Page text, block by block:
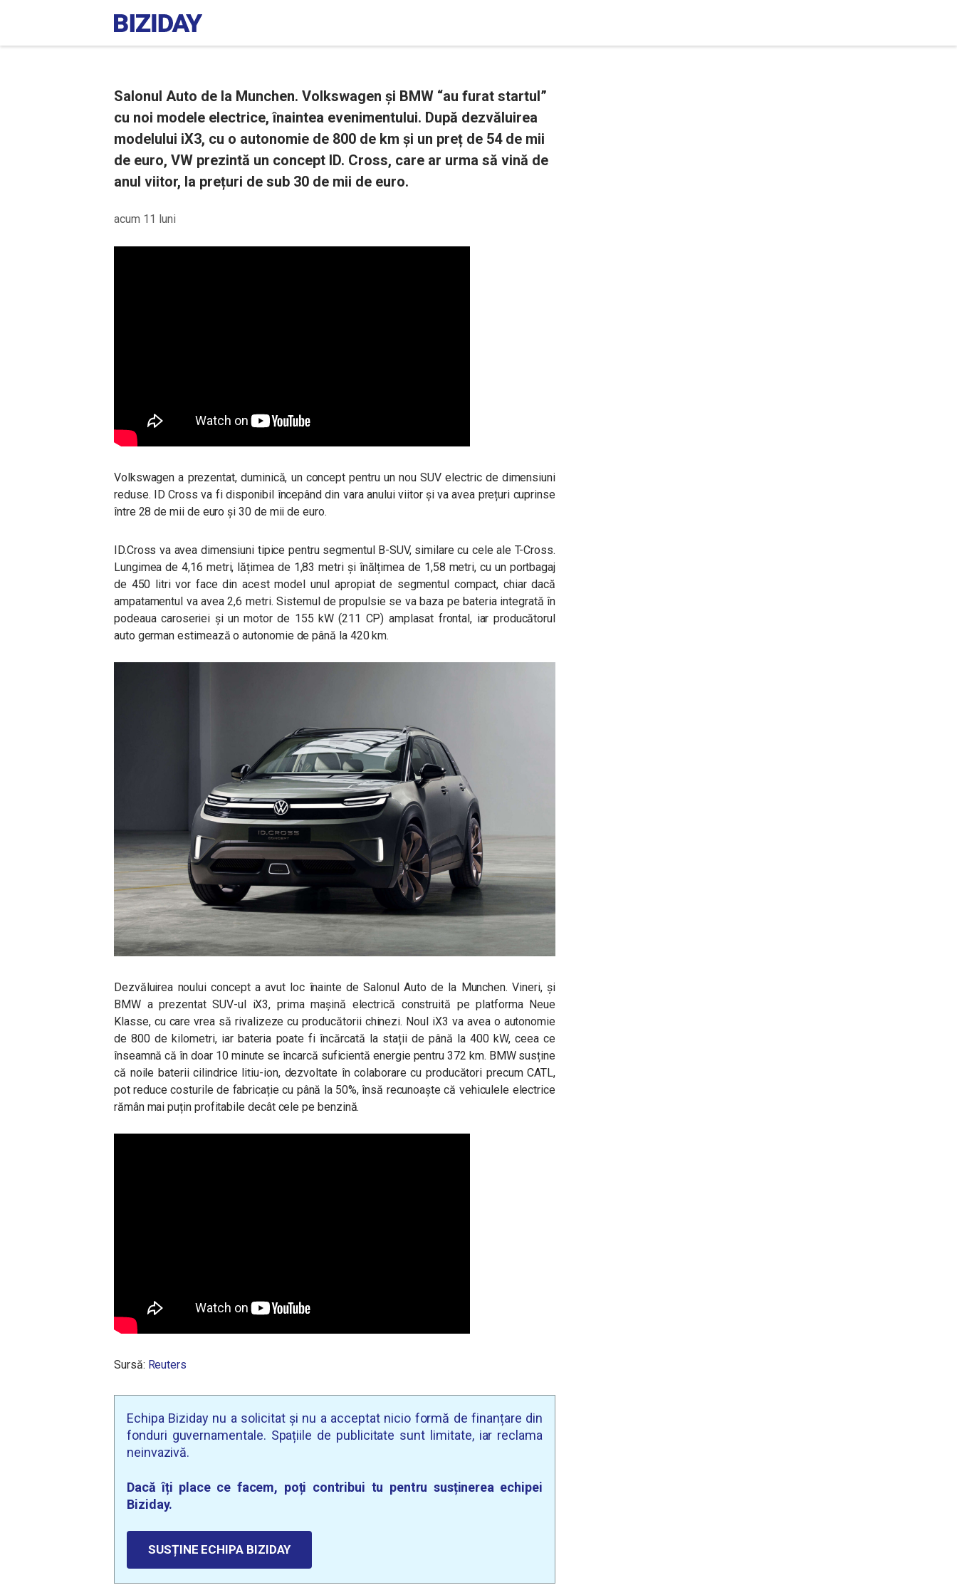
Salonul Auto de la Munchen. Volkswagen și BMW “au furat startul”
cu noi modele electrice, înaintea evenimentului. După dezvăluirea
modelului iX3, cu o autonomie de 800 de km și un preț de 54 de mii
de euro, VW prezintă un concept ID. Cross, care ar urma să vină de
anul viitor, la prețuri de sub 30 de mii de euro.
acum 11 luni
Volkswagen a prezentat, duminică, un concept pentru un nou SUV electric de dimensiuni
reduse. ID Cross va fi disponibil începând din vara anului viitor și va avea prețuri cuprinse
între 28 de mii de euro și 30 de mii de euro.
ID.Cross va avea dimensiuni tipice pentru segmentul B-SUV, similare cu cele ale T-Cross.
Lungimea de 4,16 metri, lățimea de 1,83 metri și înălțimea de 1,58 metri, cu un portbagaj
de 450 litri vor face din acest model unul apropiat de segmentul compact, chiar dacă
ampatamentul va avea 2,6 metri. Sistemul de propulsie se va baza pe bateria integrată în
podeaua caroseriei și un motor de 155 kW (211 CP) amplasat frontal, iar producătorul
auto german estimează o autonomie de până la 420 km.
Dezvăluirea noului concept a avut loc înainte de Salonul Auto de la Munchen. Vineri, și
BMW a prezentat SUV-ul iX3, prima mașină electrică construită pe platforma Neue
Klasse, cu care vrea să rivalizeze cu producătorii chinezi. Noul iX3 va avea o autonomie
de 800 de kilometri, iar bateria poate fi încărcată la stații de până la 400 kW, ceea ce
înseamnă că în doar 10 minute se încarcă suficientă energie pentru 372 km. BMW susține
că noile baterii cilindrice litiu-ion, dezvoltate în colaborare cu producători precum CATL,
pot reduce costurile de fabricație cu până la 50%, însă recunoaște că vehiculele electrice
rămân mai puțin profitabile decât cele pe benzină.
Sursă: Reuters
Echipa Biziday nu a solicitat și nu a acceptat nicio formă de finanțare din
fonduri guvernamentale. Spațiile de publicitate sunt limitate, iar reclama
neinvazivă.
Dacă îți place ce facem, poți contribui tu pentru susținerea echipei
Biziday.
SUSȚINE ECHIPA BIZIDAY